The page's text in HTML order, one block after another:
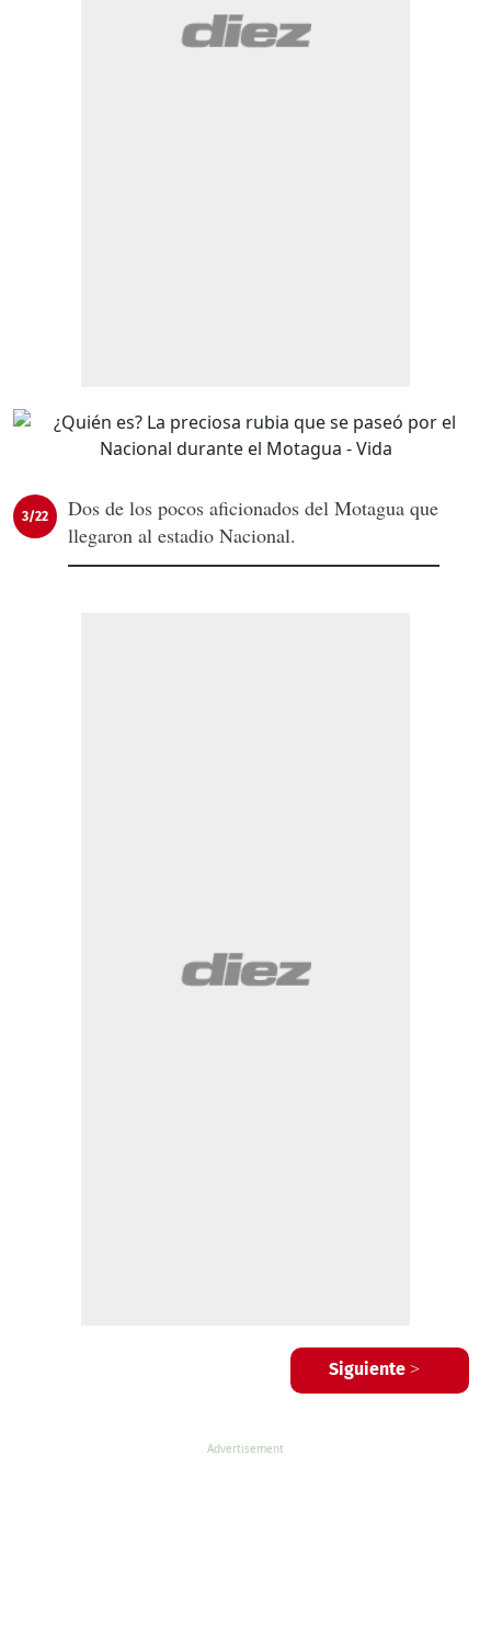
3/22
Dos de los pocos aficionados del Motagua que
llegaron al estadio Nacional.
Siguiente >